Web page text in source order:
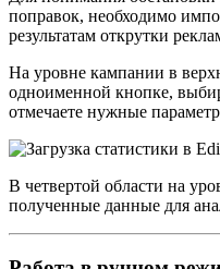
поправок, необходимо
результатам открутки
На уровне кампании в
одноименной кнопке,
отмечаете нужные
В четвертой области на
полученные данные для